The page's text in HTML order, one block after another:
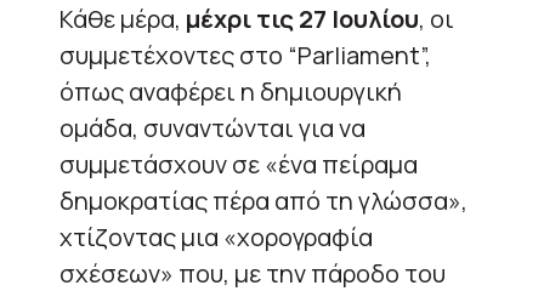
Κάθε μέρα, μέχρι τις 27 Ιουλίου, οι
συμμετέχοντες στο “Parliament”,
όπως αναφέρει η δημιουργική
ομάδα, συναντώνται για να
συμμετάσχουν σε «ένα πείραμα
δημοκρατίας πέρα από τη γλώσσα»,
χτίζοντας μια «χορογραφία
σχέσεων» που, με την πάροδο του